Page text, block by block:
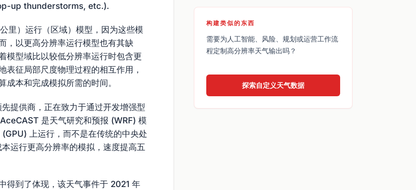
up thunderstorms, etc.).
里）运行（区域）模型，因为这些模
，以更高分辨率运行模型也有其缺
模型域比以较低分辨率运行时包含更
表征局部尺度物理过程的相互作用，
本和完成模拟所需的时间。
提供商，正在致力于通过开发增强型
是天气研究和预报 (WRF) 模
上运行，而不是在传统的中央处
运行更高分辨率的模拟，速度提高五
得到了体现，该天气事件于 2021 年
构建类似的东西
需要为人工智能、风险、规划或运营工作流
程定制高分辨率天气输出吗？
探索自定义天气数据